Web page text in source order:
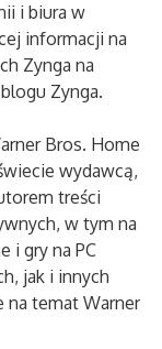
i biura w
informacji na
Zynga na
blogu Zynga.
Bros. Home
wydawcą,
treści
w tym na
i gry na PC
jak i innych
na temat Warner